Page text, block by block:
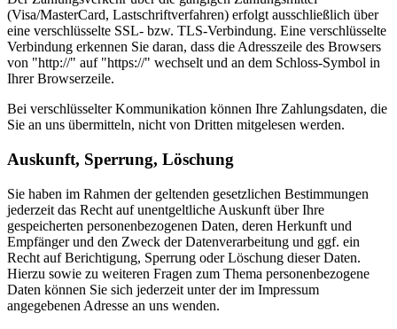
(Visa/MasterCard, Lastschriftverfahren) erfolgt ausschließlich über
eine verschlüsselte SSL- bzw. TLS-Verbindung. Eine verschlüsselte
Verbindung erkennen Sie daran, dass die Adresszeile des Browsers
von "http://" auf "https://" wechselt und an dem Schloss-Symbol in
Ihrer Browserzeile.
Bei verschlüsselter Kommunikation können Ihre Zahlungsdaten, die
Sie an uns übermitteln, nicht von Dritten mitgelesen werden.
Auskunft, Sperrung, Löschung
Sie haben im Rahmen der geltenden gesetzlichen Bestimmungen
jederzeit das Recht auf unentgeltliche Auskunft über Ihre
gespeicherten personenbezogenen Daten, deren Herkunft und
Empfänger und den Zweck der Datenverarbeitung und ggf. ein
Recht auf Berichtigung, Sperrung oder Löschung dieser Daten.
Hierzu sowie zu weiteren Fragen zum Thema personenbezogene
Daten können Sie sich jederzeit unter der im Impressum
angegebenen Adresse an uns wenden.